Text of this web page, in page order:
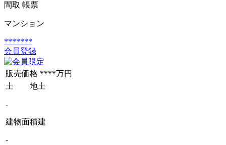
間取 帳票
マンション
*******
会員登録
販売価格 ****万円
土 地土
-
建物面積建
-